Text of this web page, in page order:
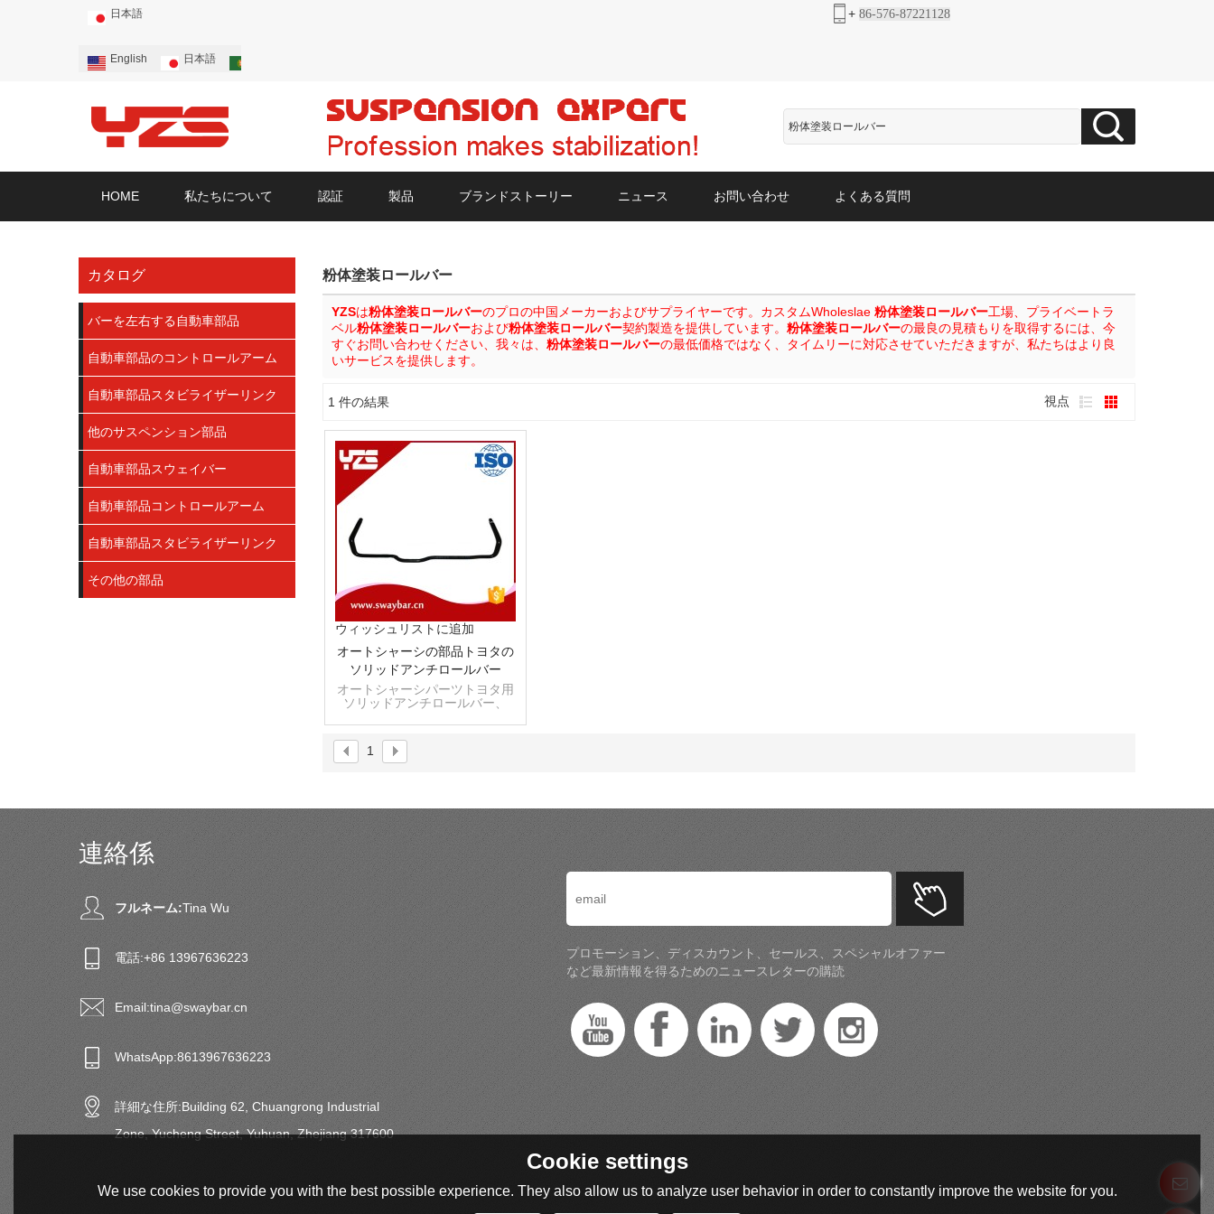
日本語
English 日本語
+ 86-576-87221128
HOME 私たちについて 認証 製品 ブランドストーリー ニュース お問い合わせ よくある質問
カタログ
バーを左右する自動車部品
自動車部品のコントロールアーム
自動車部品スタビライザーリンク
他のサスペンション部品
自動車部品スウェイバー
自動車部品コントロールアーム
自動車部品スタビライザーリンク
その他の部品
粉体塗装ロールバー
YZSは粉体塗装ロールバーのプロの中国メーカーおよびサプライヤーです。カスタムWholeslae 粉体塗装ロールバー工場、プライベートラ
ベル粉体塗装ロールバーおよび粉体塗装ロールバー契約製造を提供しています。 粉体塗装ロールバーの最良の見積もりを取得するには、今
すぐお問い合わせください、我々は、 粉体塗装ロールバーの最低価格ではなく、タイムリーに対応させていただきますが、私たちはより良
いサービスを提供します。
1 件の結果 視点
ウィッシュリストに追加
オートシャーシの部品トヨタの
ソリッドアンチロールバー
オートシャーシパーツトヨタ用
ソリッドアンチロールバー、
1
連絡係
フルネーム:Tina Wu
電話:+86 13967636223
Email:tina@swaybar.cn
WhatsApp:8613967636223
詳細な住所:Building 62, Chuangrong Industrial
Zone, Yucheng Street, Yuhuan, Zhejiang 317600
プロモーション、ディスカウント、セールス、スペシャルオファー
など最新情報を得るためのニュースレターの購読
Cookie settings
We use cookies to provide you with the best possible experience. They also allow us to analyze user behavior in order to constantly improve the website for you.